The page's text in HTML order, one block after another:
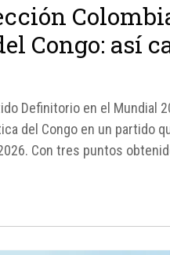
Congo: así
Definitorio en el Mundial
del Congo en un partido
Con tres puntos